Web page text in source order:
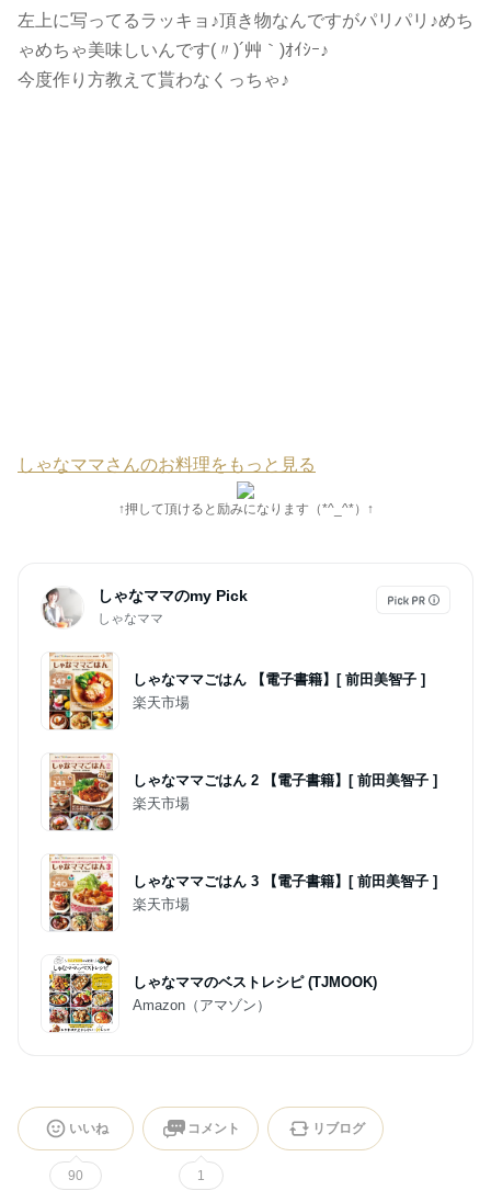
左上に写ってるラッキョ♪頂き物なんですがパリパリ♪めち
ゃめちゃ美味しいんです(〃)´艸｀)ｵｲｼｰ♪
今度作り方教えて貰わなくっちゃ♪
しゃなママさんのお料理をもっと見る
↑押して頂けると励みになります（*^_^*）↑
しゃなママのmy Pick
しゃなママ
しゃなママごはん 【電子書籍】[ 前田美智子 ]
楽天市場
しゃなママごはん 2 【電子書籍】[ 前田美智子 ]
楽天市場
しゃなママごはん 3 【電子書籍】[ 前田美智子 ]
楽天市場
しゃなママのベストレシピ (TJMOOK)
Amazon（アマゾン）
いいね
90
コメント
1
リブログ